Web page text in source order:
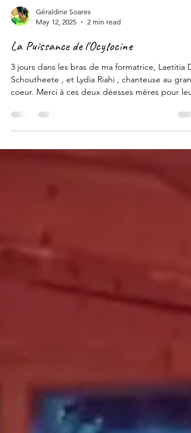
May 12, 2025
2 min read
La Puissance de l'Ocytocine
3 jours dans les bras de ma formatrice, Laetitia
coeur. Merci à ces deux déesses mères pour leur
délicate intention : la tendresse en mixité.